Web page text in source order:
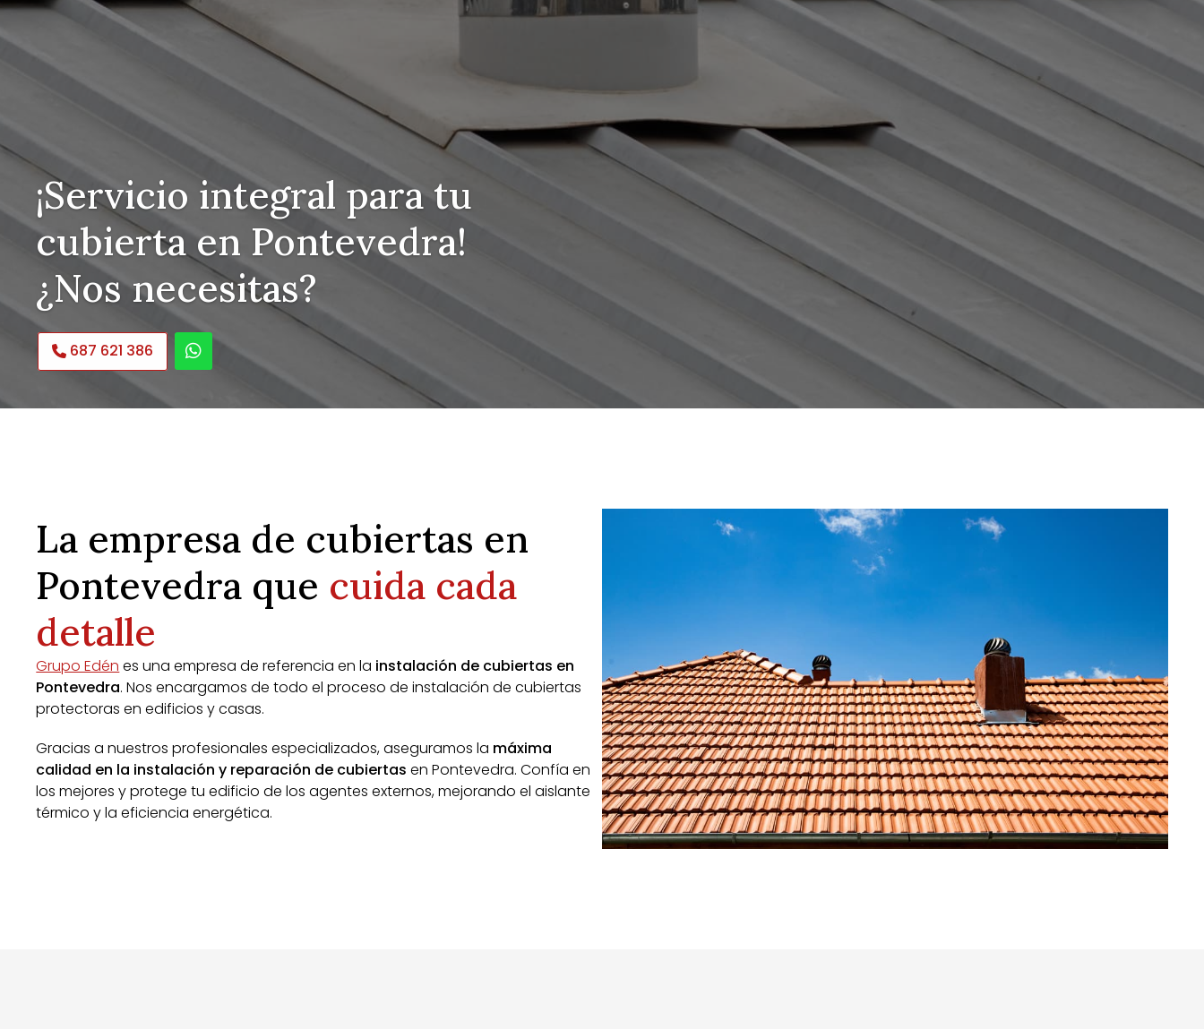
¡Servicio integral para tu
cubierta en Pontevedra!
¿Nos necesitas?
687 621 386
La empresa de cubiertas en
Pontevedra que cuida cada
detalle
Grupo Edén es una empresa de referencia en la instalación de cubiertas en
Pontevedra. Nos encargamos de todo el proceso de instalación de cubiertas
protectoras en edificios y casas.
Gracias a nuestros profesionales especializados, aseguramos la máxima
calidad en la instalación y reparación de cubiertas en Pontevedra. Confía en
los mejores y protege tu edificio de los agentes externos, mejorando el aislante
térmico y la eficiencia energética.